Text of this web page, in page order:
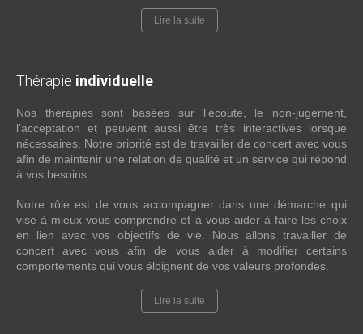
Lire la suite
Thérapie individuelle
Nos thérapies sont basées sur l’écoute, le non-jugement,
l’acceptation et peuvent aussi être très interactives lorsque
nécessaires. Notre priorité est de travailler de concert avec vous
afin de maintenir une relation de qualité et un service qui répond
à vos besoins.
Notre rôle est de vous accompagner dans une démarche qui
vise à mieux vous comprendre et à vous aider à faire les choix
en lien avec vos objectifs de vie. Nous allons travailler de
concert avec vous afin de vous aider à modifier certains
comportements qui vous éloignent de vos valeurs profondes.
Lire la suite